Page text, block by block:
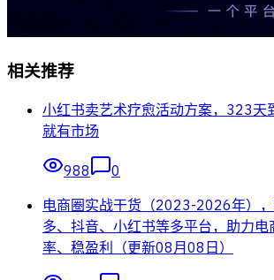
相关推荐
小红书卖艺术疗愈活动方案，323天
就有市场
988
0
电商圈实战干货（2023-2026年）
多、抖音、小红书等多平台，助力
率、稳盈利（更新08月08日）